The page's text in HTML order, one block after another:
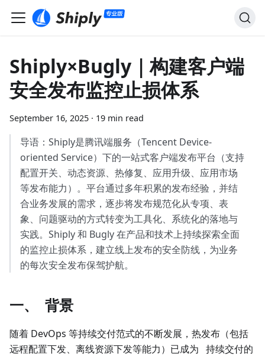
Shiply×Bugly｜构建客户端
安全发布监控止损体系
September 16, 2025 · 19 min read
导语：Shiply是腾讯端服务（Tencent Device-
oriented Service）下的一站式客户端发布平台（支持
配置开关、动态资源、热修复、应用升级、应用市场
等发布能力）。平台通过多年积累的发布经验，并结
合业务发展的需求，逐步将发布规范化从专项、表
象、问题驱动的方式转变为工具化、系统化的落地与
实践。Shiply 和 Bugly 在产品和技术上持续探索全面
的监控止损体系，建立线上发布的安全防线，为业务
的每次安全发布保驾护航。
一、 背景
随着 DevOps 等持续交付范式的不断发展，热发布（包括
远程配置下发、离线资源下发等能力）已成为 持续交付的